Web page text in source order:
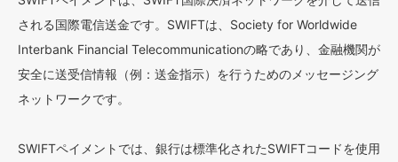
される国際電信送金です。SWIFTは、Society for Worldwide
Interbank Financial Telecommunicationの略であり、金融機関が
安全に送受信情報（例：送金指示）を行うためのメッセージング
ネットワークです。
SWIFTペイメントでは、銀行は標準化されたSWIFTコードを使用